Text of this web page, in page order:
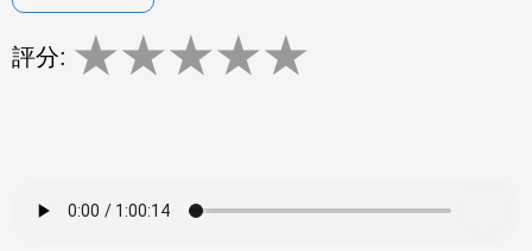
評分: ★★★★★